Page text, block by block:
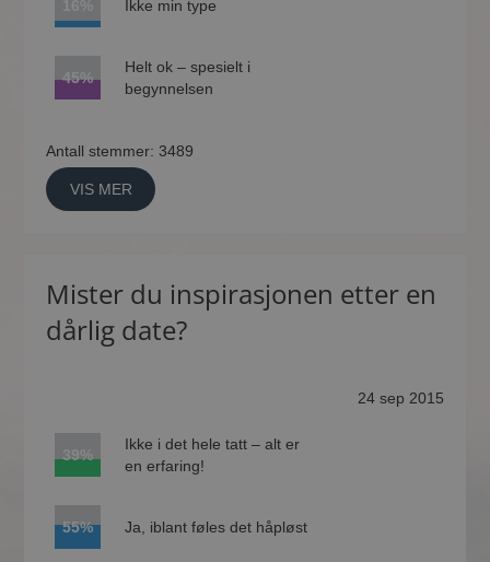
16% Ikke min type
45%
Helt ok – spesielt i
begynnelsen
Antall stemmer: 3489
VIS MER
Mister du inspirasjonen etter en
dårlig date?
24 sep 2015
39%
Ikke i det hele tatt – alt er
en erfaring!
55% Ja, iblant føles det håpløst